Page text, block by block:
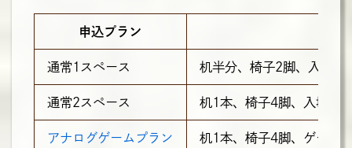
申込プラン
通常1スペース 机半分、椅子2脚、入場証
通常2スペース 机1本、椅子4脚、入場証4
アナログゲームプラン 机1本、椅子4脚、ゲーム